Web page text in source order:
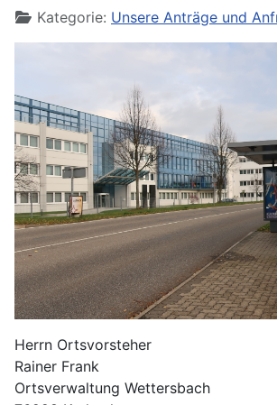
DetailsKategorie: Unsere Anträge und
Herrn Ortsvorsteher
Rainer Frank
Ortsverwaltung Wettersbach